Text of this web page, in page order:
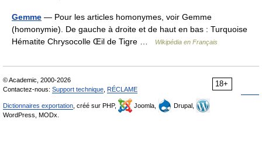
Gemme — Pour les articles homonymes, voir Gemme
(homonymie). De gauche à droite et de haut en bas : Turquoise
Hématite Chrysocolle Œil de Tigre …
Wikipédia en Français
18+
© Academic, 2000-2026
Contactez-nous: Support technique RÉCLAME
Dictionnaires exportation , créé sur PHP, Joomla,
Drupal,
WordPress, MODx.